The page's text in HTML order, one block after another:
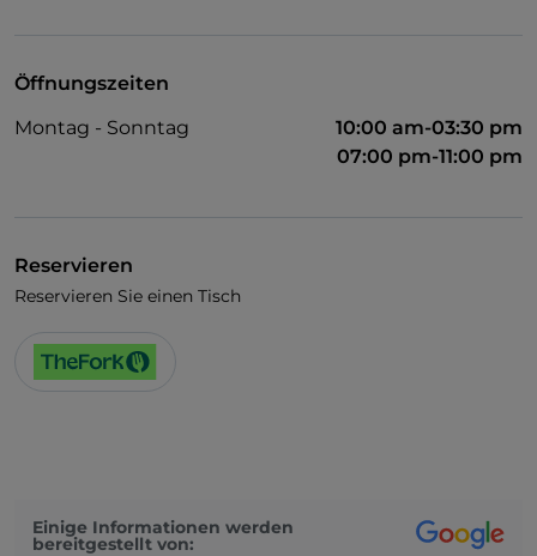
Öffnungszeiten
Montag - Sonntag
10:00 am-03:30 pm
07:00 pm-11:00 pm
Reservieren
Reservieren Sie einen Tisch
Einige Informationen werden
bereitgestellt von: